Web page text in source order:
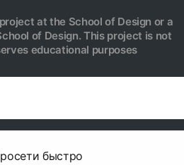
at the School of Design or a
of Design. This project is not
educational purposes
быстро